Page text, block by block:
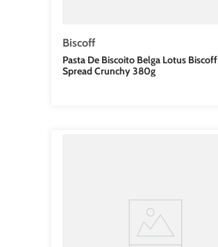
Biscoff
Pasta De Biscoito Belga Lotus Biscoff
Spread Crunchy 380g